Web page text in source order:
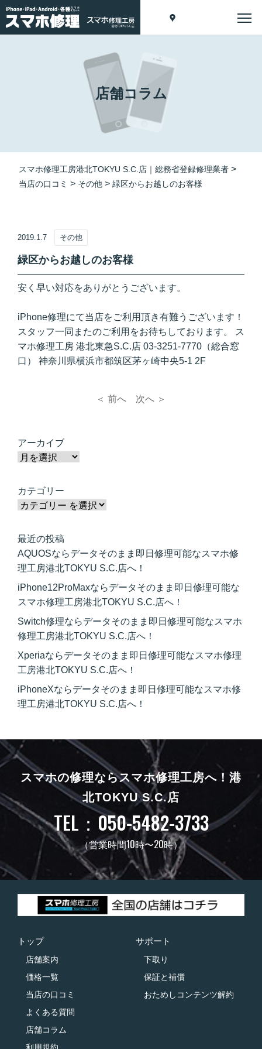
店舗コラム
スマホ修理工房港北TOKYU S.C.店｜総務省登録修理業者 >
当店の口コミ > その他 > 緑区からお越しのお客様
2019.1.7 その他
緑区からお越しのお客様
安く早い対応をありがとうございます。
iPhone修理にて当店をご利用頂き有難うございます！
スタッフ一同またのご利用をお待ちしております。 ス
マホ修理工房 港北東急S.C.店 03-3251-7770（総合窓
口） 神奈川県横浜市都筑区茅ヶ崎中央5-1 2F
＜ 前へ 次へ ＞
アーカイブ
カテゴリー
最近の投稿
AQUOSならデータそのまま即日修理可能なスマホ修
理工房港北TOKYU S.C.店へ！
iPhone12ProMaxならデータそのまま即日修理可能な
スマホ修理工房港北TOKYU S.C.店へ！
Switch修理ならデータそのまま即日修理可能なスマホ
修理工房港北TOKYU S.C.店へ！
Xperiaならデータそのまま即日修理可能なスマホ修理
工房港北TOKYU S.C.店へ！
iPhoneXならデータそのまま即日修理可能なスマホ修
理工房港北TOKYU S.C.店へ！
スマホの修理ならスマホ修理工房へ！ 港
北TOKYU S.C.店
TEL：050-5482-3733
（営業時間10時〜20時）
トップ
店舗案内
価格一覧
当店の口コミ
よくある質問
店舗コラム
サポート
下取り
保証と補償
おためしコンテンツ解約